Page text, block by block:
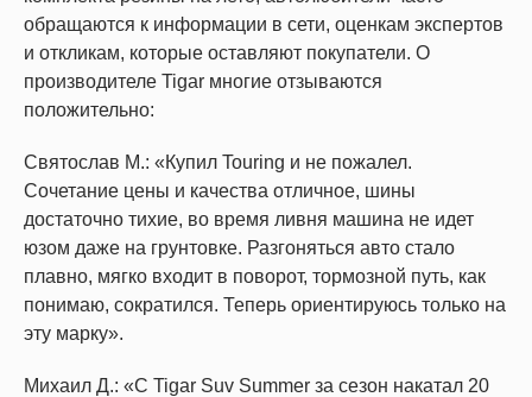
обращаются к информации в сети, оценкам экспертов
и откликам, которые оставляют покупатели. О
производителе Tigar многие отзываются
положительно:
Святослав М.: «Купил Touring и не пожалел.
Сочетание цены и качества отличное, шины
достаточно тихие, во время ливня машина не идет
юзом даже на грунтовке. Разгоняться авто стало
плавно, мягко входит в поворот, тормозной путь, как
понимаю, сократился. Теперь ориентируюсь только на
эту марку».
Михаил Д.: «С Tigar Suv Summer за сезон накатал 20